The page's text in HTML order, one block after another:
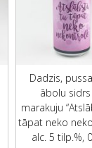
Dadzis,
ābolu
marakuju
tāpat neko
alc. 5 tilp.%,